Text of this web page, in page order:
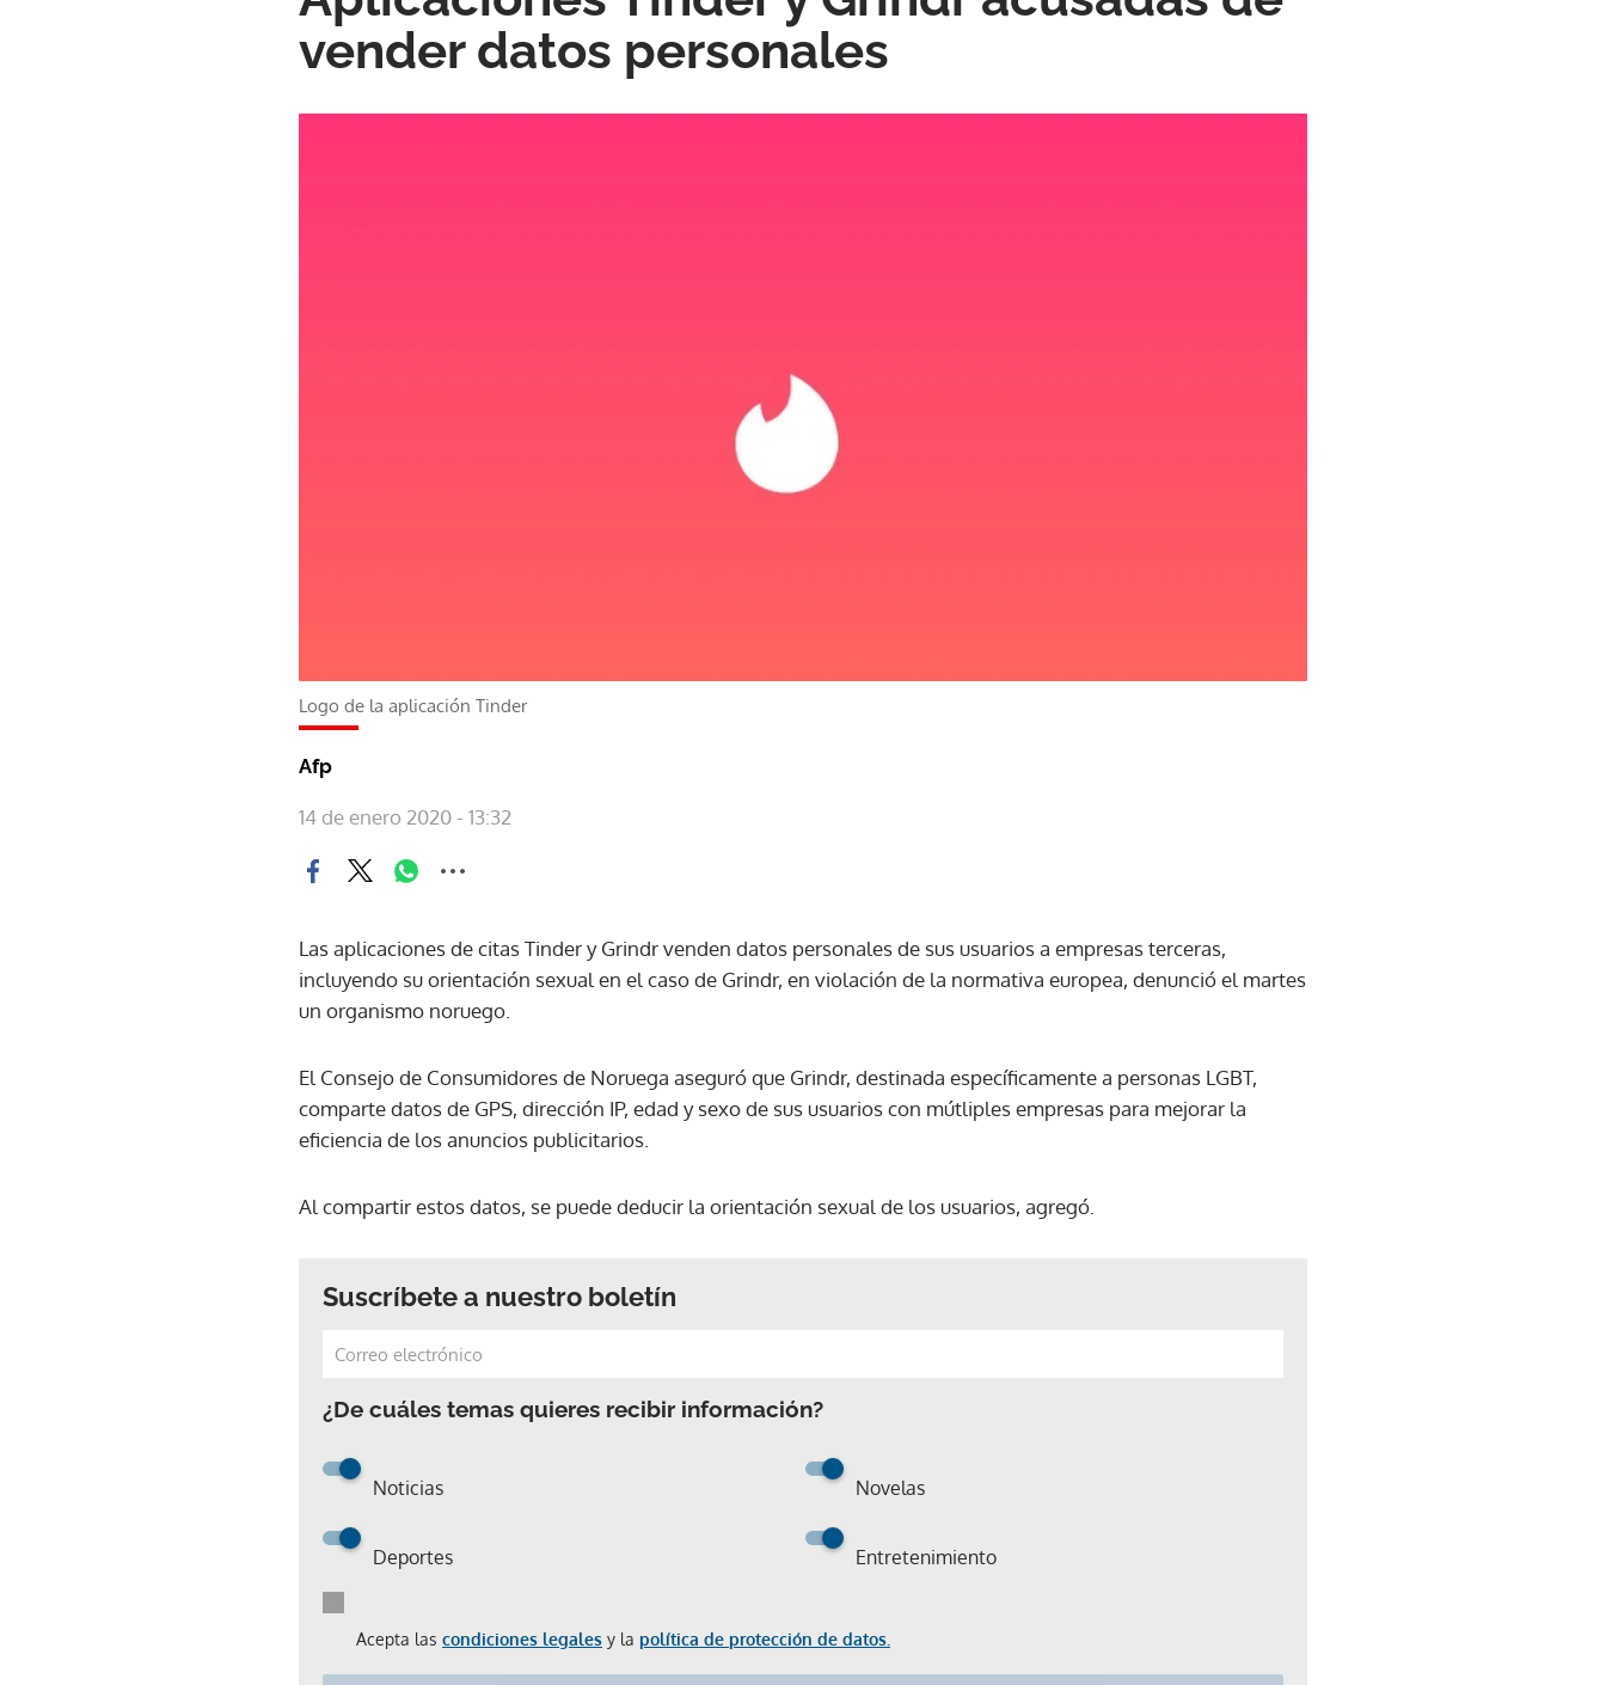
vender datos personales
Logo de la aplicación Tinder
Afp
14 de enero 2020 - 13:32
Las aplicaciones de citas Tinder y Grindr venden datos personales de sus usuarios a empresas terceras,
incluyendo su orientación sexual en el caso de Grindr, en violación de la normativa europea, denunció el martes
un organismo noruego.
El Consejo de Consumidores de Noruega aseguró que Grindr, destinada específicamente a personas LGBT,
comparte datos de GPS, dirección IP, edad y sexo de sus usuarios con mútliples empresas para mejorar la
eficiencia de los anuncios publicitarios.
Al compartir estos datos, se puede deducir la orientación sexual de los usuarios, agregó.
Suscríbete a nuestro boletín
¿De cuáles temas quieres recibir información?
Noticias Novelas
Deportes Entretenimiento
Acepta las condiciones legales y la política de protección de datos.